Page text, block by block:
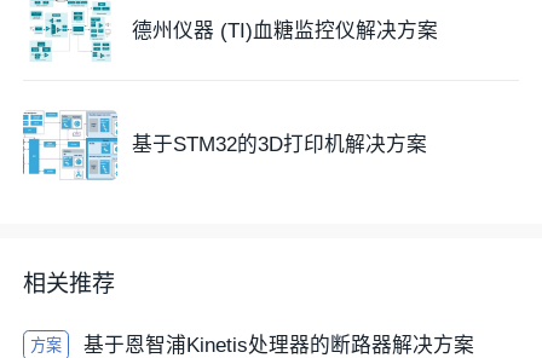
德州仪器 (TI)血糖监控仪解决方案
基于STM32的3D打印机解决方案
相关推荐
方案 基于恩智浦Kinetis处理器的断路器解决方案